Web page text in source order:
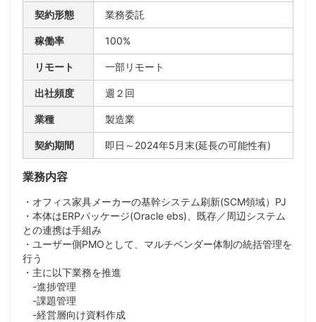
契約形態 業務委託
稼働率 100%
リモート 一部リモート
出社頻度 週２回
業種 製造業
契約期間 即日～2024年5月末(延長の可能性有)
業務内容
・オフィス家具メーカーの基幹システム刷新(SCM領域）PJ
・本体はERPパッケージ(Oracle ebs)、既存／周辺システム
との連携は手組み
・ユーザー側PMOとして、マルチベンダー体制の統括管理を
行う
・主に以下業務を推進
-進捗管理
-課題管理
-経営層向け資料作成